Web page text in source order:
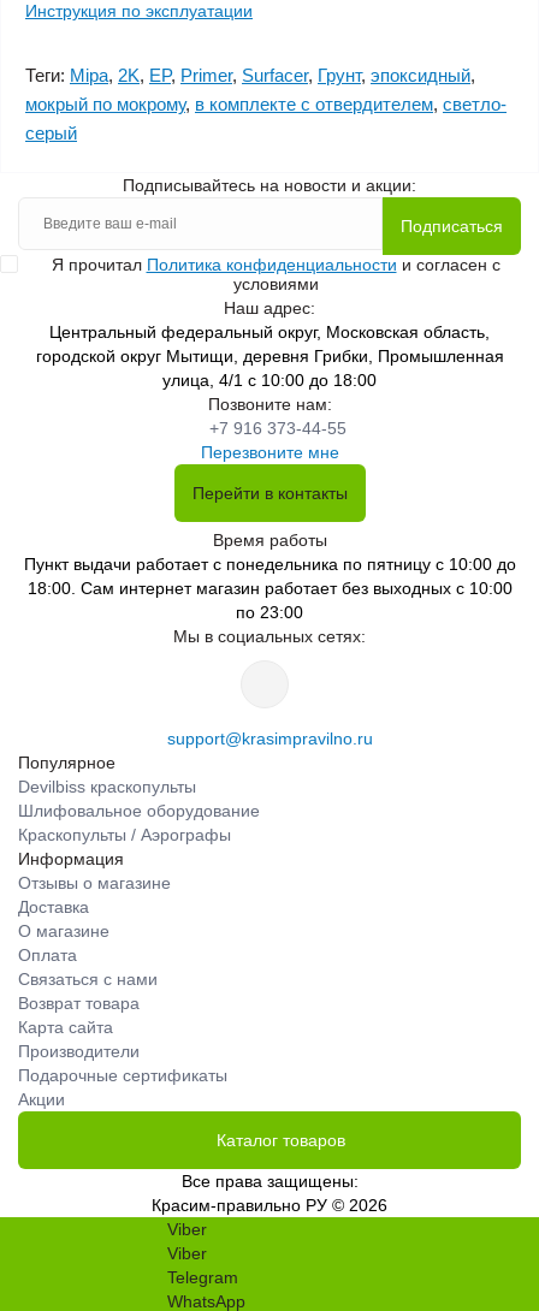
Инструкция по эксплуатации
Теги: Mipa, 2K, EP, Primer, Surfacer, Грунт, эпоксидный,
мокрый по мокрому, в комплекте с отвердителем, светло-
серый
Подписывайтесь на новости и акции:
Подписаться
Я прочитал Политика конфиденциальности и согласен с
условиями
Наш адрес:
Центральный федеральный округ, Московская область,
городской округ Мытищи, деревня Грибки, Промышленная
улица, 4/1 с 10:00 до 18:00
Позвоните нам:
+7 916 373-44-55
Перезвоните мне
Перейти в контакты
Время работы
Пункт выдачи работает с понедельника по пятницу с 10:00 до
18:00. Сам интернет магазин работает без выходных с 10:00
по 23:00
Мы в социальных сетях:
support@krasimpravilno.ru
Популярное
Devilbiss краскопульты
Шлифовальное оборудование
Краскопульты / Аэрографы
Информация
Отзывы о магазине
Доставка
О магазине
Оплата
Связаться с нами
Возврат товара
Карта сайта
Производители
Подарочные сертификаты
Акции
Каталог товаров
Все права защищены:
Красим-правильно РУ © 2026
Viber
Viber
Telegram
WhatsApp